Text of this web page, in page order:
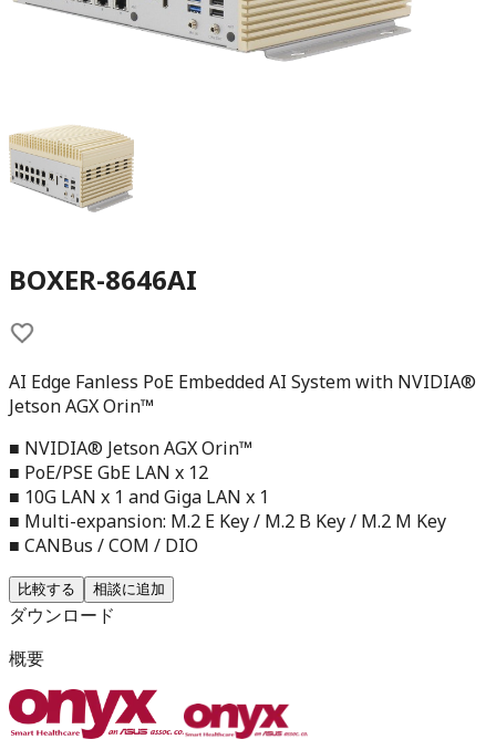
BOXER-8646AI
AI Edge Fanless PoE Embedded AI System with NVIDIA®
Jetson AGX Orin™
■ NVIDIA® Jetson AGX Orin™
■ PoE/PSE GbE LAN x 12
■ 10G LAN x 1 and Giga LAN x 1
■ Multi-expansion: M.2 E Key / M.2 B Key / M.2 M Key
■ CANBus / COM / DIO
比較する 相談に追加
ダウンロード
概要